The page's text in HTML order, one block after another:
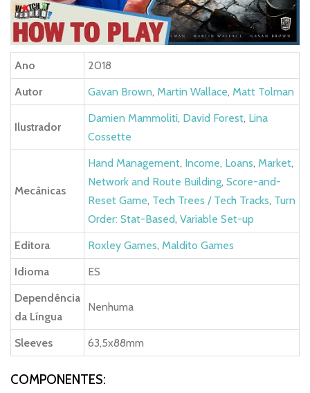
Ano
2018
Autor
Gavan Brown, Martin Wallace, Matt Tolman
Ilustrador
Damien Mammoliti, David Forest, Lina
Cossette
Mecânicas
Hand Management, Income, Loans, Market,
Network and Route Building, Score-and-
Reset Game, Tech Trees / Tech Tracks, Turn
Order: Stat-Based, Variable Set-up
Editora
Roxley Games, Maldito Games
Idioma
ES
Dependência
da Língua
Nenhuma
Sleeves 63,5x88mm
COMPONENTES: